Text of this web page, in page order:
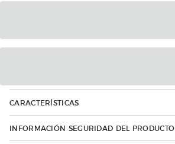
CARACTERÍSTICAS
INFORMACIÓN SEGURIDAD DEL PRODUCTO